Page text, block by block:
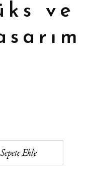
ve
Sepete Ekle